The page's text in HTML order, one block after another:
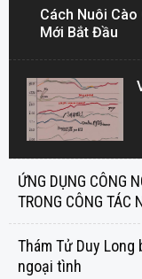
Cách Nuôi Cào
Mới Bắt Đầu
ỨNG DỤNG CÔNG
TRONG CÔNG TÁC
Thám Tử Duy
ngoại tình